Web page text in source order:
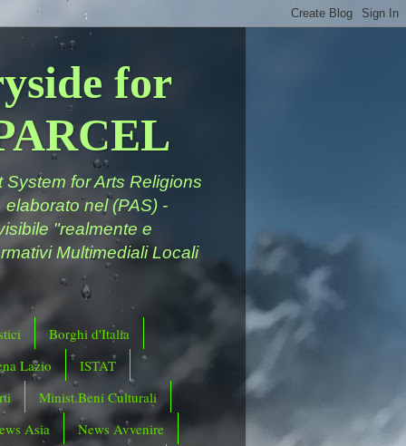
for
for Arts Religions
nel (PAS) -
"realmente e
Multimediali Locali
Borghi d'Italia
Lazio
ISTAT
Minist.Beni Culturali
Asia
News Avvenire